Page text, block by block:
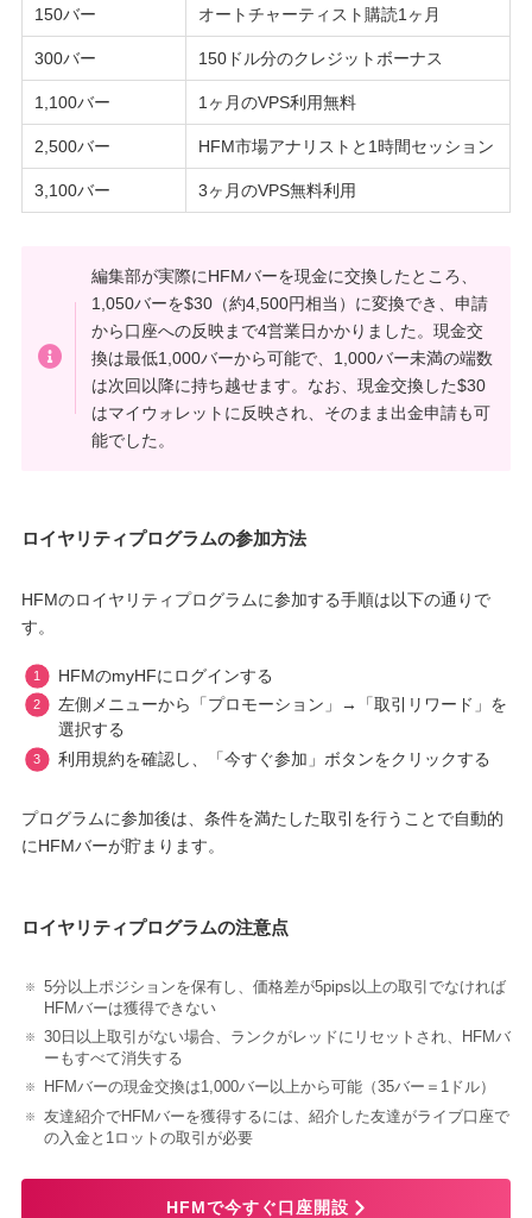
150バー オートチャーティスト購読1ヶ月
300バー 150ドル分のクレジットボーナス
1,100バー 1ヶ月のVPS利用無料
2,500バー HFM市場アナリストと1時間セッション
3,100バー 3ヶ月のVPS無料利用
編集部が実際にHFMバーを現金に交換したところ、
1,050バーを$30（約4,500円相当）に変換でき、申請
から口座への反映まで4営業日かかりました。現金交
換は最低1,000バーから可能で、1,000バー未満の端数
は次回以降に持ち越せます。なお、現金交換した$30
はマイウォレットに反映され、そのまま出金申請も可
能でした。
ロイヤリティプログラムの参加方法
HFMのロイヤリティプログラムに参加する手順は以下の通りで
す。
HFMのmyHFにログインする
左側メニューから「プロモーション」→「取引リワード」を
選択する
利用規約を確認し、「今すぐ参加」ボタンをクリックする
プログラムに参加後は、条件を満たした取引を行うことで自動的
にHFMバーが貯まります。
ロイヤリティプログラムの注意点
5分以上ポジションを保有し、価格差が5pips以上の取引でなければ
HFMバーは獲得できない
30日以上取引がない場合、ランクがレッドにリセットされ、HFMバ
ーもすべて消失する
HFMバーの現金交換は1,000バー以上から可能（35バー＝1ドル）
友達紹介でHFMバーを獲得するには、紹介した友達がライブ口座で
の入金と1ロットの取引が必要
HFMで今すぐ口座開設